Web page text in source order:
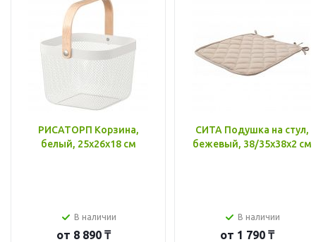
РИСАТОРП Корзина,
белый, 25x26x18 см
В наличии
от 8 890 ₸
СИТА Подушка на стул,
бежевый, 38/35x38x2 см
В наличии
от 1 790 ₸